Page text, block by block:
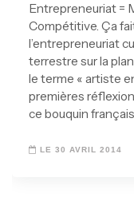
Entrepreneuriat =
Compétitive. Ça
l’entrepreneuriat
terrestre sur la
le terme « artiste
premières
ce bouquin
LE 30 AVRIL 2014